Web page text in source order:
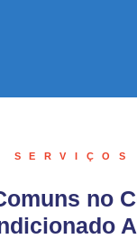
SERVIÇOS
no